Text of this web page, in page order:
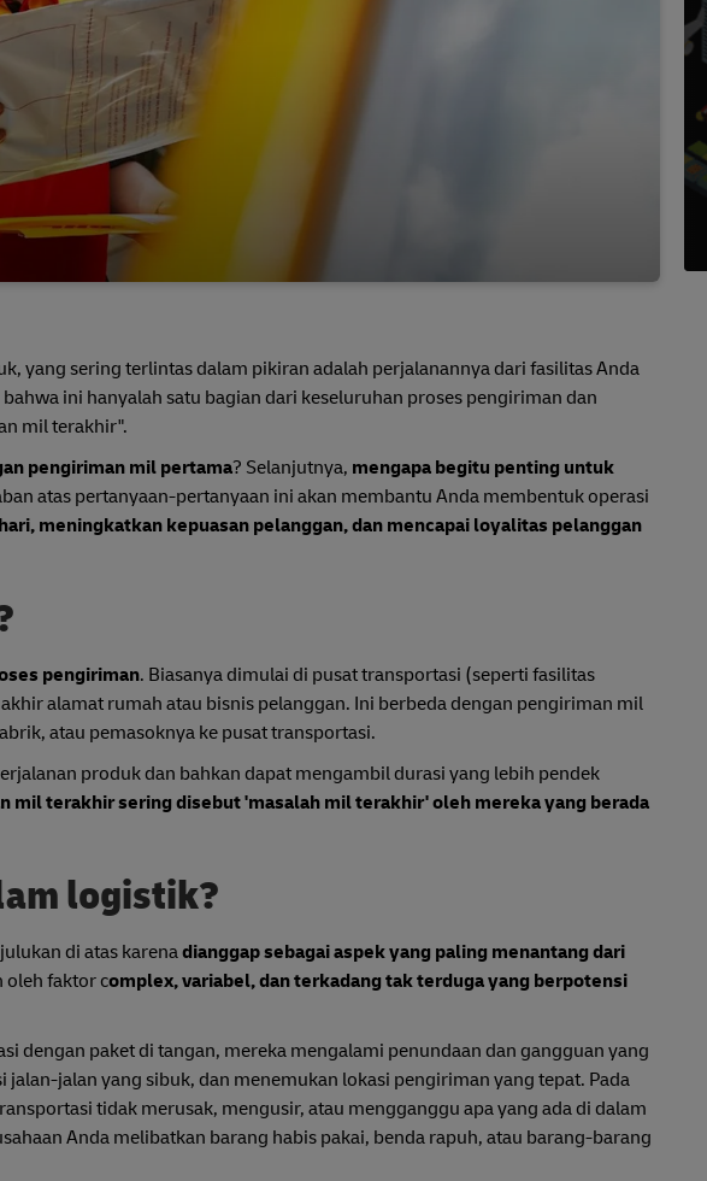
yang sering terlintas dalam pikiran adalah perjalanannya dari fasilitas Anda
ini hanyalah satu bagian dari keseluruhan proses pengiriman dan
mil terakhir".
pengiriman mil pertama? Selanjutnya, mengapa begitu penting untuk
atas pertanyaan-pertanyaan ini akan membantu Anda membentuk operasi
meningkatkan kepuasan pelanggan, dan mencapai loyalitas pelanggan
pengiriman. Biasanya dimulai di pusat transportasi (seperti fasilitas
alamat rumah atau bisnis pelanggan. Ini berbeda dengan pengiriman mil
atau pemasoknya ke pusat transportasi.
produk dan bahkan dapat mengambil durasi yang lebih pendek
mil terakhir sering disebut 'masalah mil terakhir' oleh mereka yang berada
logistik?
di atas karenadianggap sebagai aspek yang paling menantang dari
oleh faktor complex, variabel, dan terkadang tak terduga yang berpotensi
dengan paket di tangan, mereka mengalami penundaan dan gangguan yang
jalan yang sibuk, dan menemukan lokasi pengiriman yang tepat. Pada
tidak merusak, mengusir, atau mengganggu apa yang ada di dalam
Anda melibatkan barang habis pakai, benda rapuh, atau barang-barang